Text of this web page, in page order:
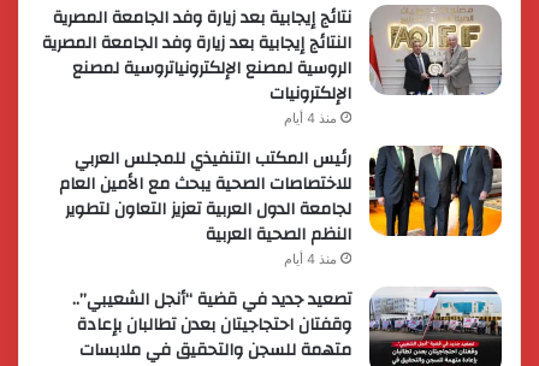
نتائج إيجابية بعد زيارة وفد الجامعة المصرية
النتائج إيجابية بعد زيارة وفد الجامعة المصرية
الروسية لمصنع الإلكترونياتروسية لمصنع
الإلكترونيات
منذ 4 أيام
رئيس المكتب التنفيذي للمجلس العربي
للاختصاصات الصحية يبحث مع الأمين العام
لجامعة الدول العربية تعزيز التعاون لتطوير
النظم الصحية العربية
منذ 4 أيام
تصعيد جديد في قضية “أنجل الشعيبي”..
وقفتان احتجاجيتان بعدن تطالبان بإعادة
متهمة للسجن والتحقيق في ملابسات